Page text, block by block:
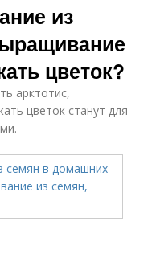
из
цветок?
арктотис,
цветок станут для